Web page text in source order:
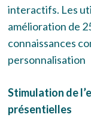
interactifs. Les
amélioration de
connaissances
personnalisation
Stimulation de
présentielles